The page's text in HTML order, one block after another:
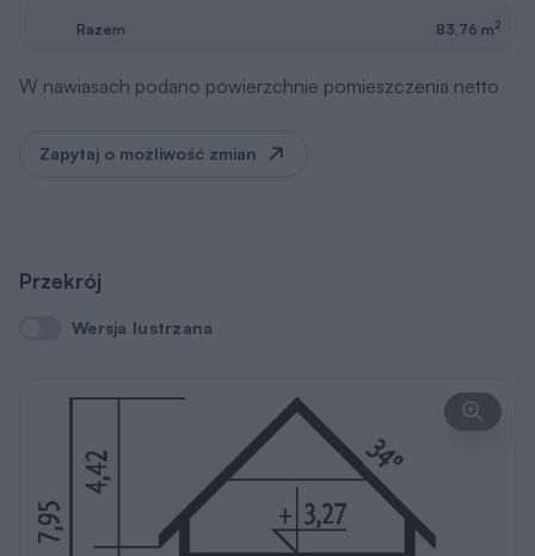
Razem 83,76 m2
W nawiasach podano powierzchnie pomieszczenia netto
Zapytaj o możliwość zmian
Przekrój
Wersja lustrzana
Wersja lustrzana